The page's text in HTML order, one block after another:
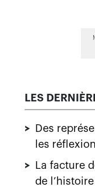
LES
>
Des
les
>
La facture
de